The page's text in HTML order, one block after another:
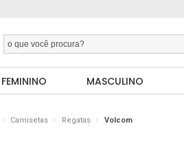
FEMININO MASCULINO
Camisetas Regatas Volcom